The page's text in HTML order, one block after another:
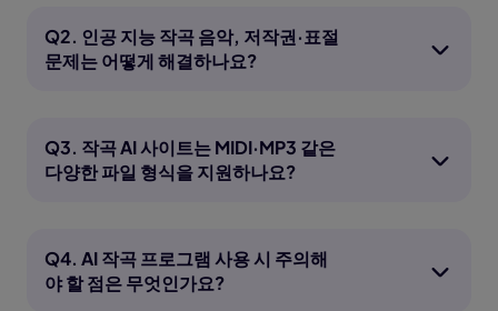
Q2. 인공 지능 작곡 음악, 저작권·표절
문제는 어떻게 해결하나요?
Q3. 작곡 AI 사이트는 MIDI·MP3 같은
다양한 파일 형식을 지원하나요?
Q4. AI 작곡 프로그램 사용 시 주의해
야 할 점은 무엇인가요?